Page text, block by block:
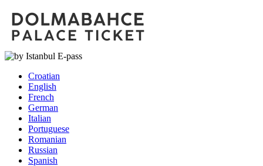
Croatian
English
French
German
Italian
Portuguese
Romanian
Russian
Spanish